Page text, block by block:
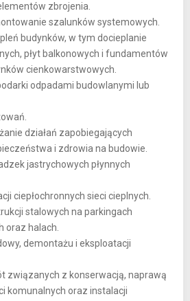
zbrojenia.
szalunków systemowych.
budynków, w tym docieplanie
płyt balkonowych i fundamentów
cienkowarstwowych.
odpadami budowlanymi lub
działań zapobiegających
i zdrowia na budowie.
jastrychowych płynnych
ciepłochronnych sieci cieplnych.
stalowych na parkingach
oraz halach.
demontażu i eksploatacji
związanych z konserwacją, naprawą
komunalnych oraz instalacji